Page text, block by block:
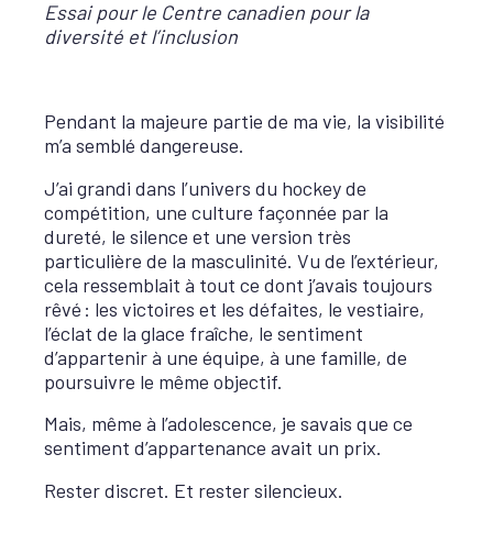
Essai pour le Centre canadien pour la
diversité et l’inclusion
Pendant la majeure partie de ma vie, la visibilité
m’a semblé dangereuse.
J’ai grandi dans l’univers du hockey de
compétition, une culture façonnée par la
dureté, le silence et une version très
particulière de la masculinité. Vu de l’extérieur,
cela ressemblait à tout ce dont j’avais toujours
rêvé : les victoires et les défaites, le vestiaire,
l’éclat de la glace fraîche, le sentiment
d’appartenir à une équipe, à une famille, de
poursuivre le même objectif.
Mais, même à l’adolescence, je savais que ce
sentiment d’appartenance avait un prix.
Rester discret. Et rester silencieux.